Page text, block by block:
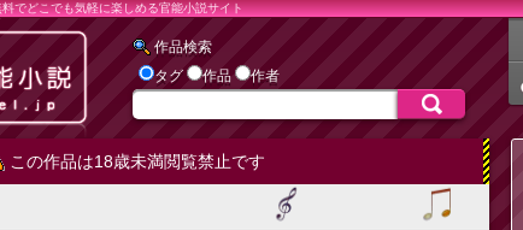
でどこでも気軽に楽しめる官能小説サイト
作品検索
タグ
作品 作者
この作品は18歳未満閲覧禁止です